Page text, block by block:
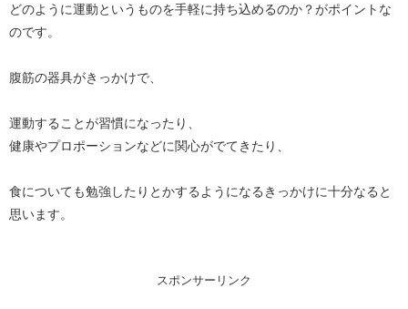
どのように運動というものを手軽に持ち込めるのか？がポイントな
のです。
腹筋の器具がきっかけで、
運動することが習慣になったり、
健康やプロポーションなどに関心がでてきたり、
食についても勉強したりとかするようになるきっかけに十分なると
思います。
スポンサーリンク